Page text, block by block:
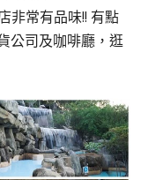
非常有品味!! 有點
公司及咖啡廳，逛